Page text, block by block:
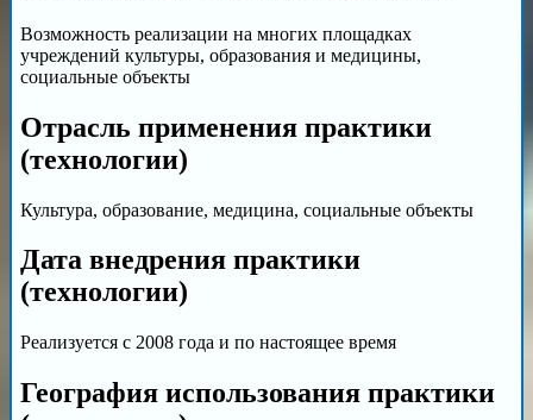
Возможность реализации на многих площадках
учреждений культуры, образования и медицины,
социальные объекты
Отрасль применения практики
(технологии)
Культура, образование, медицина, социальные объекты
Дата внедрения практики
(технологии)
Реализуется с 2008 года и по настоящее время
География использования практики